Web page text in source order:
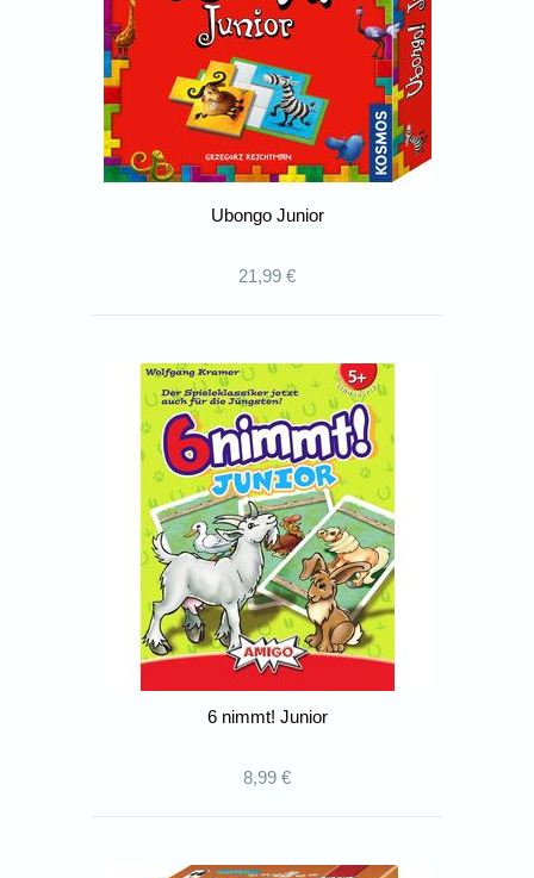
Ubongo Junior
21,99 €
6 nimmt! Junior
8,99 €